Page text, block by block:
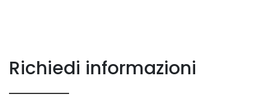
Richiedi informazioni